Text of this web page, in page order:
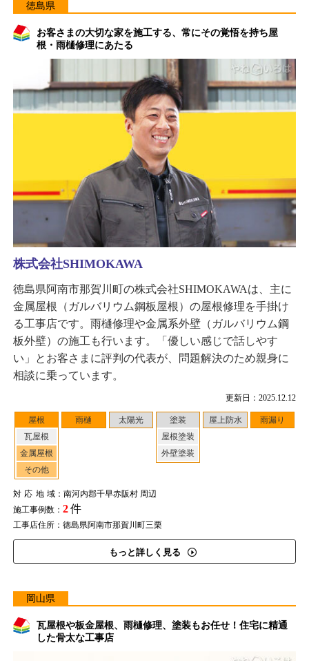
徳島県
お客さまの大切な家を施工する、常にその覚悟を持ち屋
根・雨樋修理にあたる
更新日：2025.12.12
屋根
瓦屋根
金属屋根
その他
雨樋 太陽光
塗装
屋根塗装
外壁塗装
屋上防水 雨漏り
対応地域：南河内郡千早赤阪村 周辺
施工事例数： 2件
工事店住所：徳島県阿南市那賀川町三栗
もっと詳しく見る
株式会社SHIMOKAWA
徳島県阿南市那賀川町の株式会社SHIMOKAWAは、主に
金属屋根（ガルバリウム鋼板屋根）の屋根修理を手掛け
る工事店です。雨樋修理や金属系外壁（ガルバリウム鋼
板外壁）の施工も行います。「優しい感じで話しやす
い」とお客さまに評判の代表が、問題解決のため親身に
相談に乗っています。
岡山県
瓦屋根や板金屋根、雨樋修理、塗装もお任せ！住宅に精通
した骨太な工事店